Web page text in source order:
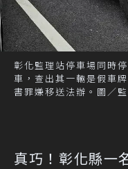
彰化監理站停車場同時
車，查出其一輛是假車
書罪嫌移送法辦。圖／
真巧！彰化縣一